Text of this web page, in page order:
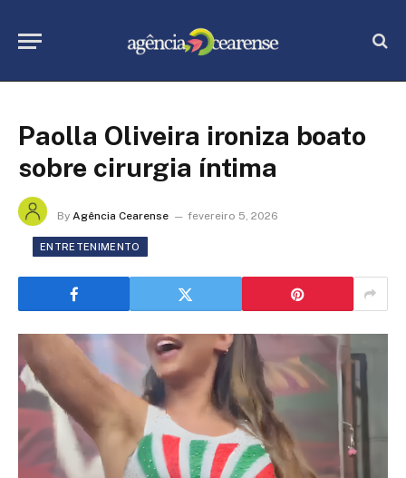
Paolla Oliveira ironiza boato
sobre cirurgia íntima
By Agência Cearense fevereiro 5, 2026
ENTRETENIMENTO